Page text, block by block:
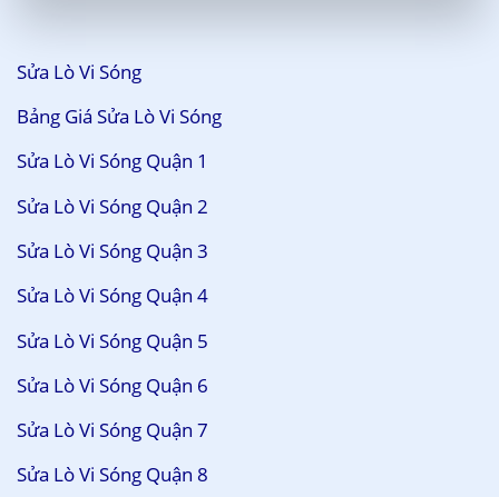
Sửa Lò Vi Sóng
Bảng Giá Sửa Lò Vi Sóng
Sửa Lò Vi Sóng Quận 1
Sửa Lò Vi Sóng Quận 2
Sửa Lò Vi Sóng Quận 3
Sửa Lò Vi Sóng Quận 4
Sửa Lò Vi Sóng Quận 5
Sửa Lò Vi Sóng Quận 6
Sửa Lò Vi Sóng Quận 7
Sửa Lò Vi Sóng Quận 8